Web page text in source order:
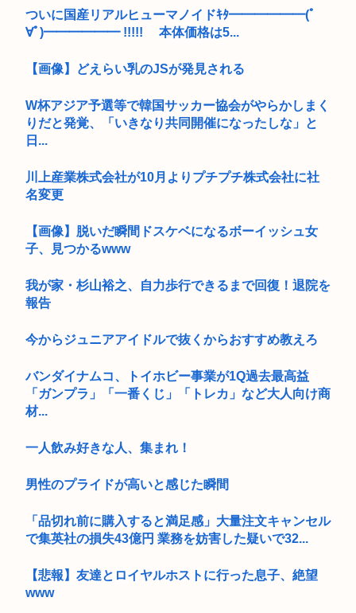
ついに国産リアルヒューマノイドｷﾀ━━━━━━(ﾟ
∀ﾟ)━━━━━━ !!!!! 本体価格は5...
【画像】どえらい乳のJSが発見される
W杯アジア予選等で韓国サッカー協会がやらかしまく
りだと発覚、「いきなり共同開催になったしな」と
日...
川上産業株式会社が10月よりプチプチ株式会社に社
名変更
【画像】脱いだ瞬間ドスケベになるボーイッシュ女
子、見つかるwww
我が家・杉山裕之、自力歩行できるまで回復！退院を
報告
今からジュニアアイドルで抜くからおすすめ教えろ
バンダイナムコ、トイホビー事業が1Q過去最高益
「ガンプラ」「一番くじ」「トレカ」など大人向け商
材...
一人飲み好きな人、集まれ！
男性のプライドが高いと感じた瞬間
「品切れ前に購入すると満足感」大量注文キャンセル
で集英社の損失43億円 業務を妨害した疑いで32...
【悲報】友達とロイヤルホストに行った息子、絶望
www